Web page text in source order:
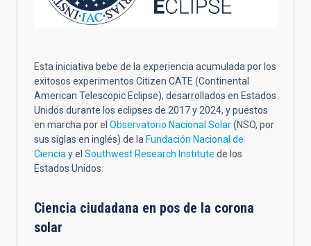
Esta iniciativa bebe de la experiencia acumulada por los
exitosos experimentos Citizen CATE (Continental
American Telescopic Eclipse), desarrollados en Estados
Unidos durante los eclipses de 2017 y 2024, y puestos
en marcha por el Observatorio Nacional Solar(NSO, por
sus siglas en inglés) de la Fundación Nacional de
Ciencia y el Southwest Research Institute de los
Estados Unidos.
Ciencia ciudadana en pos de la corona
solar